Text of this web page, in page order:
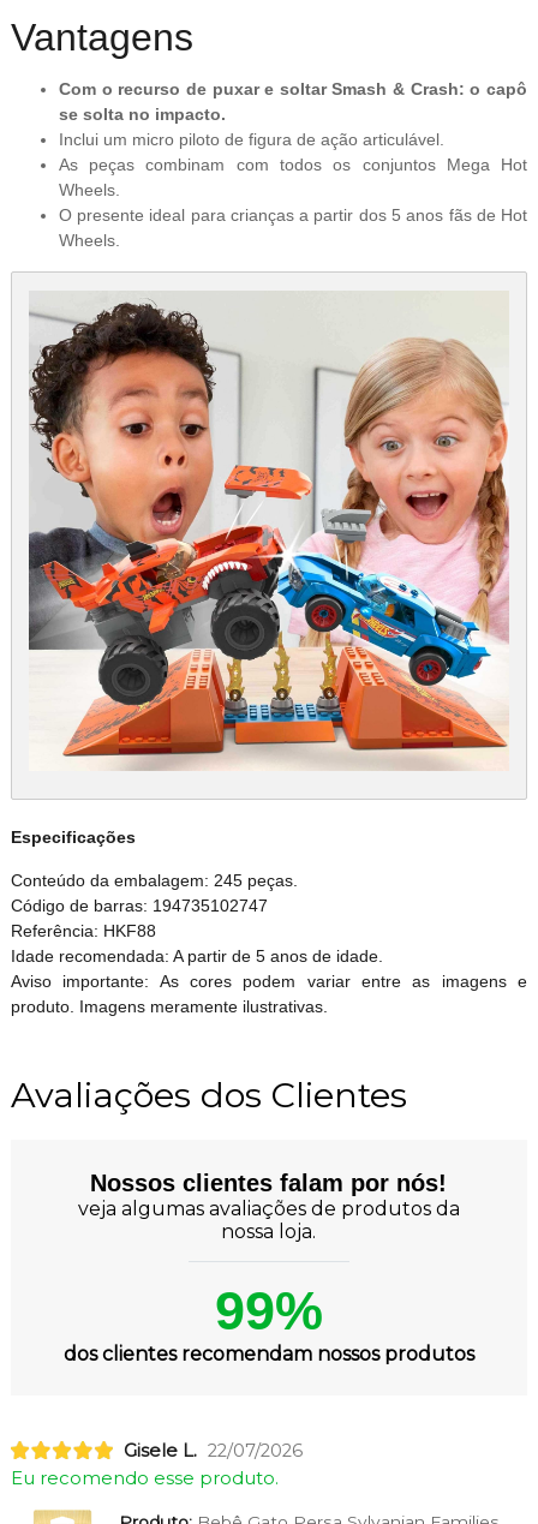
Vantagens
Com o recurso de puxar e soltar Smash & Crash: o capô
se solta no impacto.
Inclui um micro piloto de figura de ação articulável.
As peças combinam com todos os conjuntos Mega Hot
Wheels.
O presente ideal para crianças a partir dos 5 anos fãs de Hot
Wheels.
Especificações
Conteúdo da embalagem: 245 peças.
Código de barras: 194735102747
Referência: HKF88
Idade recomendada: A partir de 5 anos de idade.
Aviso importante: As cores podem variar entre as imagens e
produto. Imagens meramente ilustrativas.
Avaliações dos Clientes
Nossos clientes falam por nós!
veja algumas avaliações de produtos da
nossa loja.
99%
dos clientes recomendam nossos produtos
Gisele L. 22/07/2026
Eu recomendo esse produto.